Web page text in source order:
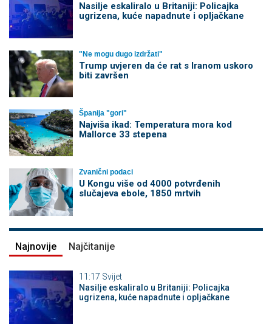
Nasilje eskaliralo u Britaniji: Policajka
ugrizena, kuće napadnute i opljačkane
"Ne mogu dugo izdržati"
Trump uvjeren da će rat s Iranom uskoro
biti završen
Španija "gori"
Najviša ikad: Temperatura mora kod
Mallorce 33 stepena
Zvanični podaci
U Kongu više od 4000 potvrđenih
slučajeva ebole, 1850 mrtvih
Najnovije Najčitanije
11:17 Svijet
Nasilje eskaliralo u Britaniji: Policajka
ugrizena, kuće napadnute i opljačkane